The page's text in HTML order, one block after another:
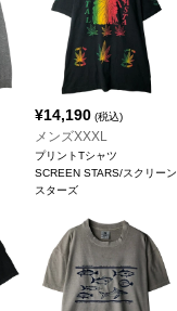
¥14,190(税込)
メンズXXXL
プリントTシャツ
SCREEN STARS/スクリーン
スターズ